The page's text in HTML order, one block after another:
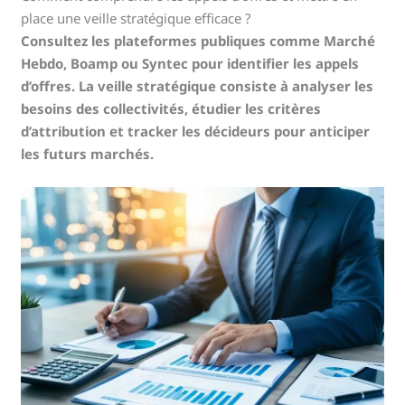
place une veille stratégique efficace ?
Consultez les plateformes publiques comme Marché
Hebdo, Boamp ou Syntec pour identifier les appels
d’offres. La veille stratégique consiste à analyser les
besoins des collectivités, étudier les critères
d’attribution et tracker les décideurs pour anticiper
les futurs marchés.